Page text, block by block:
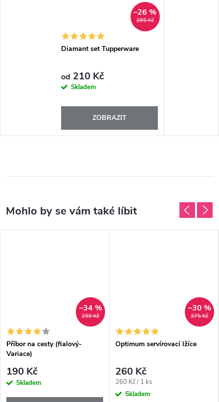
285 Kč
–26 %
Diamant set Tupperware
od 210 Kč
Skladem
ZOBRAZIT
290 Kč
–34 %
Příbor na cesty (fialový-
Variace)
190 Kč
Skladem
375 Kč
–30 %
Optimum servírovací lžíce
260 Kč
Měrná
cena:
260 Kč / 1 ks
Skladem